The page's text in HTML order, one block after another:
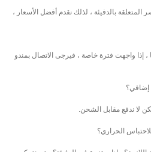
بالدفيئة ، لذلك نقدم أفضل الأسعار ،
5000 متر مربع ، 25-40 يومًا ، إذا واجهت فترة خاصة ، فيرجى الاتصال بمندو
لا ندفع مقابل الشحن.